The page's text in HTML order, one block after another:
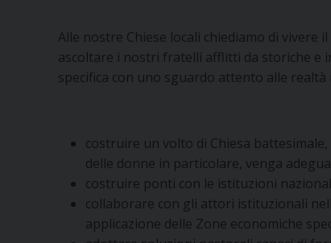
Alle nostre Chiese locali chiediamo di
ascoltare i nostri fratelli afflitti da storiche e
specifica con uno sguardo attento alle
costruire un volto di Chiesa
delle donne in particolare, venga
costruire ponti con le istituzioni
collaborare con gli attori istituzionali
applicazione delle Zone economiche